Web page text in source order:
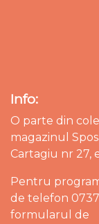
Info:
O parte din
magazinul
Cartagiu nr 27,
Pentru
de telefon
formularul de